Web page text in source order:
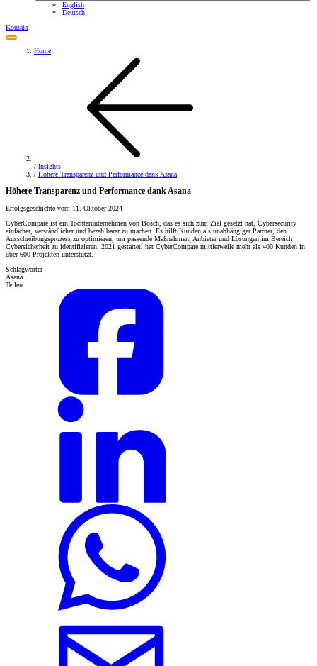
English
Deutsch
Kontakt
Home
/ Insights
/ Höhere Transparenz und Performance dank Asana
Höhere Transparenz und Performance dank Asana
Erfolgsgeschichte vom 11. Oktober 2024
CyberCompare ist ein Tochterunternehmen von Bosch, das es sich zum Ziel gesetzt hat, Cybersecurity
einfacher, verständlicher und bezahlbarer zu machen. Es hilft Kunden als unabhängiger Partner, den
Ausschreibungsprozess zu optimieren, um passende Maßnahmen, Anbieter und Lösungen im Bereich
Cybersicherheit zu identifizieren. 2021 gestartet, hat CyberCompare mittlerweile mehr als 400 Kunden in
über 600 Projekten unterstützt.
Schlagwörter
Asana
Teilen